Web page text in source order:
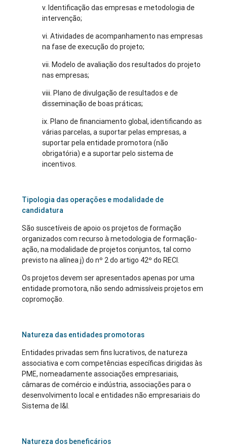
v. Identificação das empresas e metodologia de
intervenção;
vi. Atividades de acompanhamento nas empresas
na fase de execução do projeto;
vii. Modelo de avaliação dos resultados do projeto
nas empresas;
viii. Plano de divulgação de resultados e de
disseminação de boas práticas;
ix. Plano de financiamento global, identificando as
várias parcelas, a suportar pelas empresas, a
suportar pela entidade promotora (não
obrigatória) e a suportar pelo sistema de
incentivos.
Tipologia das operações e modalidade de
candidatura
São suscetíveis de apoio os projetos de formação
organizados com recurso à metodologia de formação-
ação, na modalidade de projetos conjuntos, tal como
previsto na alínea j) do nº 2 do artigo 42º do RECI.
Os projetos devem ser apresentados apenas por uma
entidade promotora, não sendo admissíveis projetos em
copromoção.
Natureza das entidades promotoras
Entidades privadas sem fins lucrativos, de natureza
associativa e com competências específicas dirigidas às
PME, nomeadamente associações empresariais,
câmaras de comércio e indústria, associações para o
desenvolvimento local e entidades não empresariais do
Sistema de I&I.
Natureza dos beneficários